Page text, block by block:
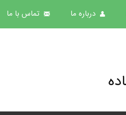
درباره ما تماس با ما